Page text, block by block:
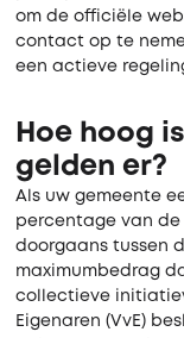
om de officiële
contact op te
een actieve
Hoe hoog
gelden er?
Als uw gemeente
percentage van
doorgaans tussen
maximumbedrag
collectieve
Eigenaren (VvE)